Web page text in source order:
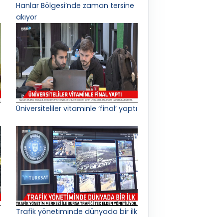
Hanlar Bölgesi’nde zaman tersine
akıyor
Üniversiteliler vitaminle ‘final’ yaptı
Trafik yönetiminde dünyada bir ilk